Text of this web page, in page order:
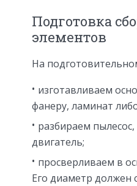
Подготовка
элементов
На
изготавливаем
фанеру, ламинат
разбираем
двигатель;
просверливаем в
Его диаметр должен